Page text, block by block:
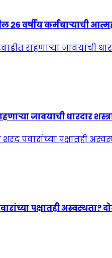
२६ वर्षीय कर्मचाऱ्याची
जावयाची धारदार
पक्षातही